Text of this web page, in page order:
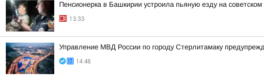
Пенсионерка в Башкирии устроила пьяную езду на
13:33
Управление МВД России по городу Стерлитамаку
14:48